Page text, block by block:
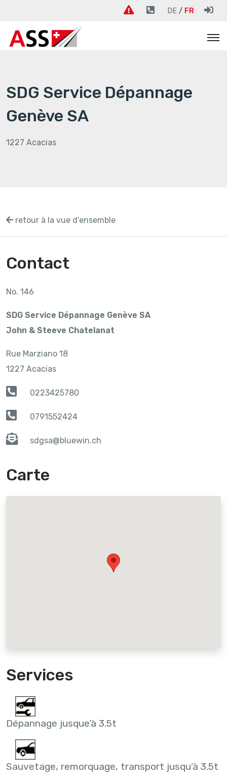
DE FR
SDG Service Dépannage
Genève SA
1227 Acacias
retour à la vue d'ensemble
Contact
No. 146
SDG Service Dépannage Genève SA
John & Steeve Chatelanat
Rue Marziano 18
1227 Acacias
0223425780
0791552424
sdgsa@bluewin.ch
Carte
Services
Dépannage jusque’à 3.5t
Sauvetage, remorquage, transport jusqu’à 3.5t